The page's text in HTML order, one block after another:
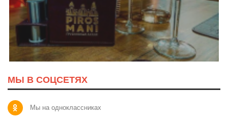
МЫ В СОЦСЕТЯХ
Мы на одноклассниках